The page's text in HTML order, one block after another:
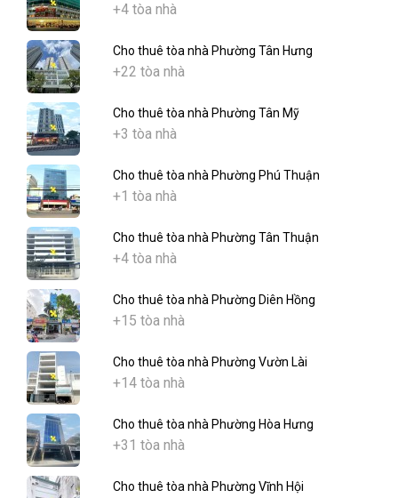
+4 tòa nhà
Cho thuê tòa nhà Phường Tân Hưng
+22 tòa nhà
Cho thuê tòa nhà Phường Tân Mỹ
+3 tòa nhà
Cho thuê tòa nhà Phường Phú Thuận
+1 tòa nhà
Cho thuê tòa nhà Phường Tân Thuận
+4 tòa nhà
Cho thuê tòa nhà Phường Diên Hồng
+15 tòa nhà
Cho thuê tòa nhà Phường Vườn Lài
+14 tòa nhà
Cho thuê tòa nhà Phường Hòa Hưng
+31 tòa nhà
Cho thuê tòa nhà Phường Vĩnh Hội